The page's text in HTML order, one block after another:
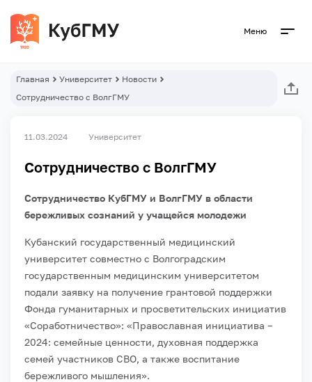
Меню
Главная Университет
Новости
Сотрудничество с ВолгГМУ
11.03.2024 Университет
Сотрудничество с ВолгГМУ
Сотрудничество КубГМУ и ВолгГМУ в области
бережливых сознаний у учащейся молодежи
Кубанский государственный медицинский
университет совместно с Волгоградским
государственным медицинским университетом
подали заявку на получение грантовой поддержки
Фонда гуманитарных и просветительских инициатив
«Соработничество»: «Православная инициатива –
2024: семейные ценности, духовная поддержка
семей участников СВО, а также воспитание
бережливого мышления».